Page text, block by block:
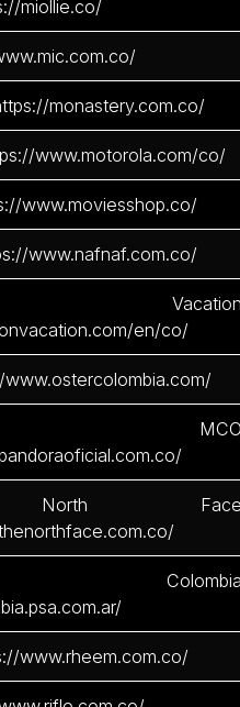
miollie.co/
monastery.com.co/
www.motorola.com/co/
www.moviesshop.co/
www.nafnaf.com.co/
en/co/
www.ostercolombia.com/
www.rheem.com.co/